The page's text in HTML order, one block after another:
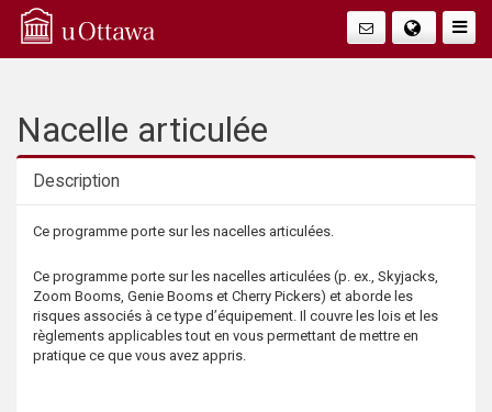
Q
Faire
Nacelle articulée
Description
Description
Ce programme porte sur les nacelles articulées.
Ce programme porte sur les nacelles articulées (p. ex., Skyjacks,
Zoom Booms, Genie Booms et Cherry Pickers) et aborde les
risques associés à ce type d’équipement. Il couvre les lois et les
règlements applicables tout en vous permettant de mettre en
pratique ce que vous avez appris.